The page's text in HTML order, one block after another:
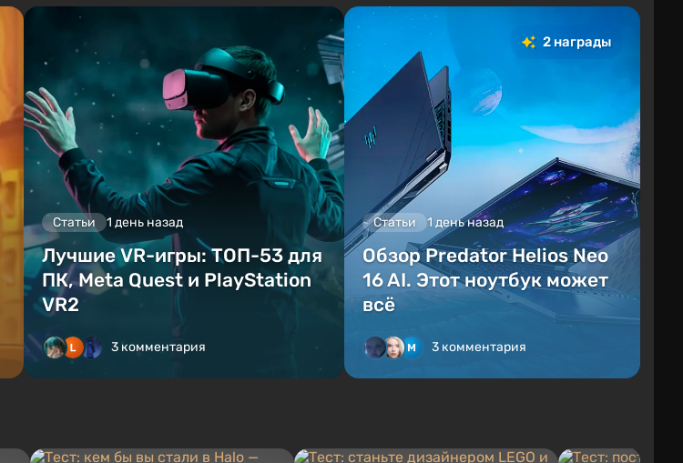
Статьи 1 день назад
Лучшие VR-игры: ТОП-53 для
ПК, Meta Quest и PlayStation
VR2
3 комментария
2 награды
Статьи 1 день назад
Обзор Predator Helios Neo
16 AI. Этот ноутбук может
всё
3 комментария